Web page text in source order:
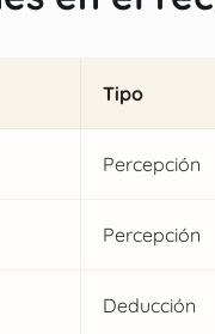
Tipo
Percepción
Percepción
Deducción